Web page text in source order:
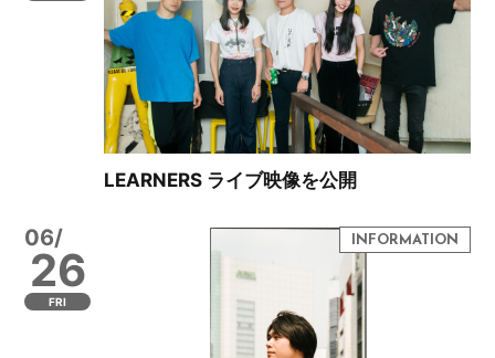
LEARNERS ライブ映像を公開
06/
26
FRI